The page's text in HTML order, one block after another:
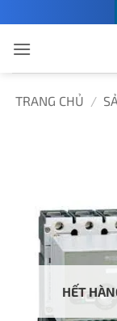
qua
nội
dung
TRANG CHỦ /
HẾT